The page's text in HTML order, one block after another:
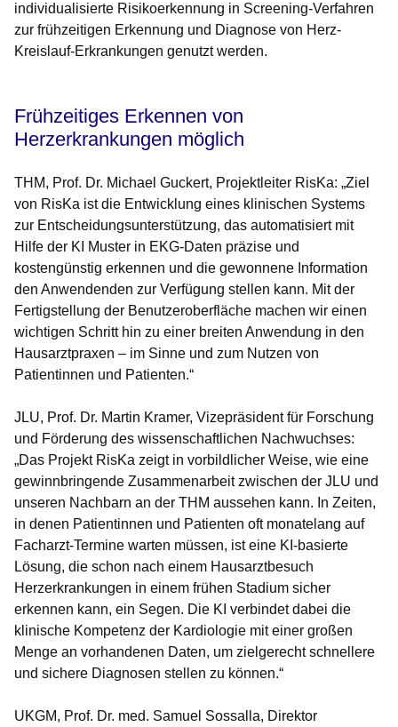
individualisierte Risikoerkennung in Screening-Verfahren
zur frühzeitigen Erkennung und Diagnose von Herz-
Kreislauf-Erkrankungen genutzt werden.
Frühzeitiges Erkennen von
Herzerkrankungen möglich
THM, Prof. Dr. Michael Guckert, Projektleiter RisKa: „Ziel
von RisKa ist die Entwicklung eines klinischen Systems
zur Entscheidungsunterstützung, das automatisiert mit
Hilfe der KI Muster in EKG-Daten präzise und
kostengünstig erkennen und die gewonnene Information
den Anwendenden zur Verfügung stellen kann. Mit der
Fertigstellung der Benutzeroberfläche machen wir einen
wichtigen Schritt hin zu einer breiten Anwendung in den
Hausarztpraxen – im Sinne und zum Nutzen von
Patientinnen und Patienten.“
JLU, Prof. Dr. Martin Kramer, Vizepräsident für Forschung
und Förderung des wissenschaftlichen Nachwuchses:
„Das Projekt RisKa zeigt in vorbildlicher Weise, wie eine
gewinnbringende Zusammenarbeit zwischen der JLU und
unseren Nachbarn an der THM aussehen kann. In Zeiten,
in denen Patientinnen und Patienten oft monatelang auf
Facharzt-Termine warten müssen, ist eine KI-basierte
Lösung, die schon nach einem Hausarztbesuch
Herzerkrankungen in einem frühen Stadium sicher
erkennen kann, ein Segen. Die KI verbindet dabei die
klinische Kompetenz der Kardiologie mit einer großen
Menge an vorhandenen Daten, um zielgerecht schnellere
und sichere Diagnosen stellen zu können.“
UKGM, Prof. Dr. med. Samuel Sossalla, Direktor